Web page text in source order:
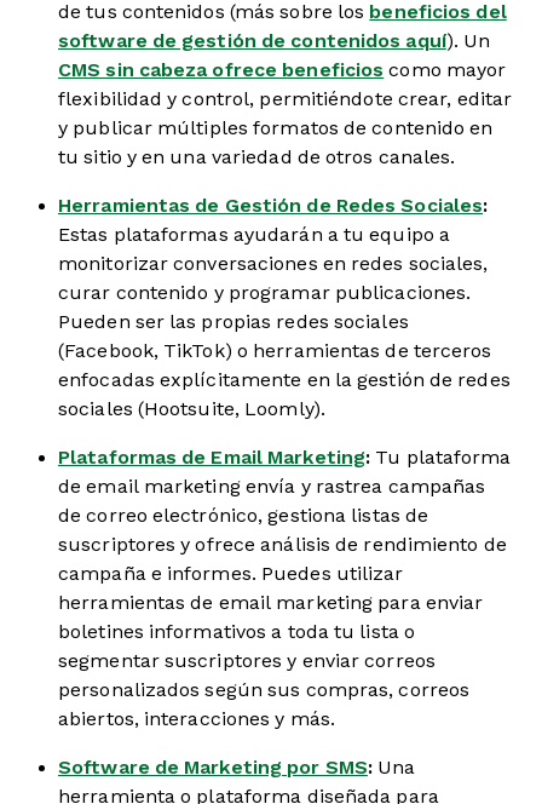
de tus contenidos (más sobre los beneficios del
software de gestión de contenidos aquí). Un
CMS sin cabeza ofrece beneficios como mayor
flexibilidad y control, permitiéndote crear, editar
y publicar múltiples formatos de contenido en
tu sitio y en una variedad de otros canales.
Herramientas de Gestión de Redes Sociales:
Estas plataformas ayudarán a tu equipo a
monitorizar conversaciones en redes sociales,
curar contenido y programar publicaciones.
Pueden ser las propias redes sociales
(Facebook, TikTok) o herramientas de terceros
enfocadas explícitamente en la gestión de redes
sociales (Hootsuite, Loomly).
Plataformas de Email Marketing: Tu plataforma
de email marketing envía y rastrea campañas
de correo electrónico, gestiona listas de
suscriptores y ofrece análisis de rendimiento de
campaña e informes. Puedes utilizar
herramientas de email marketing para enviar
boletines informativos a toda tu lista o
segmentar suscriptores y enviar correos
personalizados según sus compras, correos
abiertos, interacciones y más.
Software de Marketing por SMS: Una
herramienta o plataforma diseñada para